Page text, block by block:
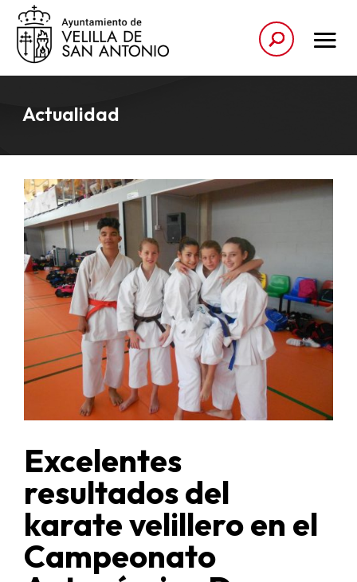
Actualidad
Excelentes
resultados del
karate velillero en el
Campeonato